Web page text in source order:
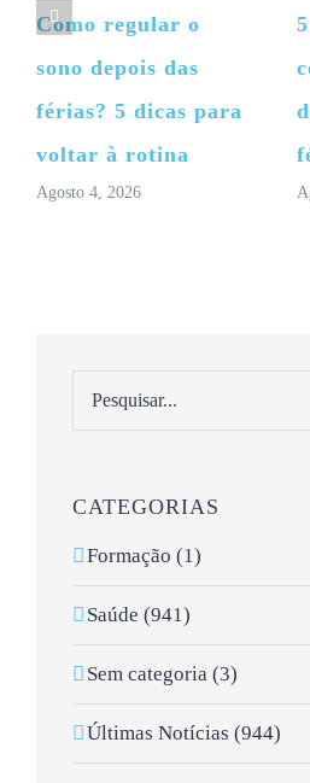
Como regular o
sono depois das
férias? 5 dicas para
voltar à rotina
Agosto 4, 2026
CATEGORIAS
Formação (1)
Saúde (941)
Sem categoria (3)
Últimas Notícias (944)